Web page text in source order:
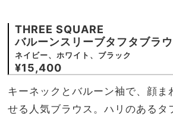
THREE SQUARE
バルーンスリーブタフタブラ
ネイビー、ホワイト、ブラック
¥15,400
キーネックとバルーン袖で、顔ま
せる人気ブラウス。ハリのあるタ